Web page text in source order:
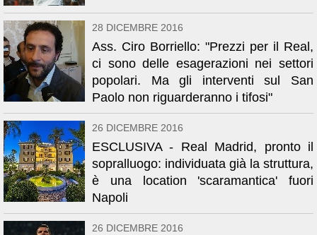
28 DICEMBRE 2016
Ass. Ciro Borriello: "Prezzi per il Real,
ci sono delle esagerazioni nei settori
popolari. Ma gli interventi sul San
Paolo non riguarderanno i tifosi"
26 DICEMBRE 2016
ESCLUSIVA - Real Madrid, pronto il
sopralluogo: individuata già la struttura,
è una location 'scaramantica' fuori
Napoli
26 DICEMBRE 2016